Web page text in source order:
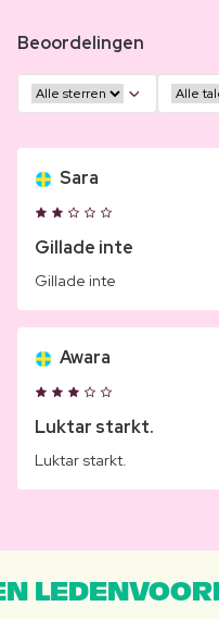
Beoordelingen
Sara
Gillade inte
Gillade inte
Awara
Luktar starkt.
Luktar starkt.